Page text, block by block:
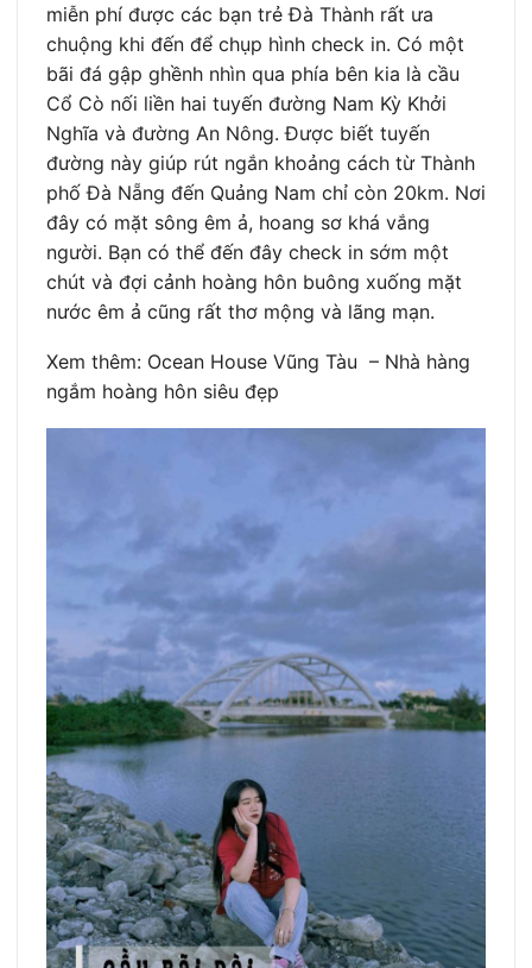
miễn phí được các bạn trẻ Đà Thành rất ưa
chuộng khi đến để chụp hình check in. Có một
bãi đá gập ghềnh nhìn qua phía bên kia là cầu
Cổ Cò nối liền hai tuyến đường Nam Kỳ Khởi
Nghĩa và đường An Nông. Được biết tuyến
đường này giúp rút ngắn khoảng cách từ Thành
phố Đà Nẵng đến Quảng Nam chỉ còn 20km. Nơi
đây có mặt sông êm ả, hoang sơ khá vắng
người. Bạn có thể đến đây check in sớm một
chút và đợi cảnh hoàng hôn buông xuống mặt
nước êm ả cũng rất thơ mộng và lãng mạn.
Xem thêm: Ocean House Vũng Tàu – Nhà hàng
ngắm hoàng hôn siêu đẹp